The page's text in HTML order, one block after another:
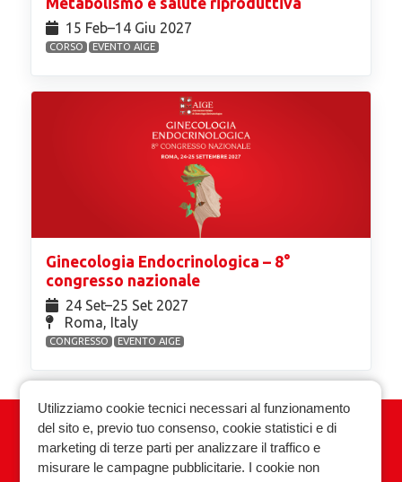
15 Feb⁠–14 Giu 2027
CORSO EVENTO AIGE
Ginecologia Endocrinologica – 8°
congresso nazionale
24 Set⁠–25 Set 2027
Roma, Italy
CONGRESSO EVENTO AIGE
Associazione Italiana Ginecologia
Endocrinologica
Utilizziamo cookie tecnici necessari al funzionamento
del sito e, previo tuo consenso, cookie statistici e di
marketing di terze parti per analizzare il traffico e
misurare le campagne pubblicitarie. I cookie non